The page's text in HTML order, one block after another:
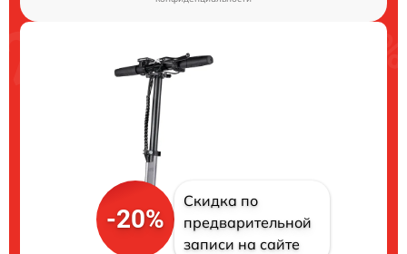
-20%
Скидка по
предварительной
записи на сайте